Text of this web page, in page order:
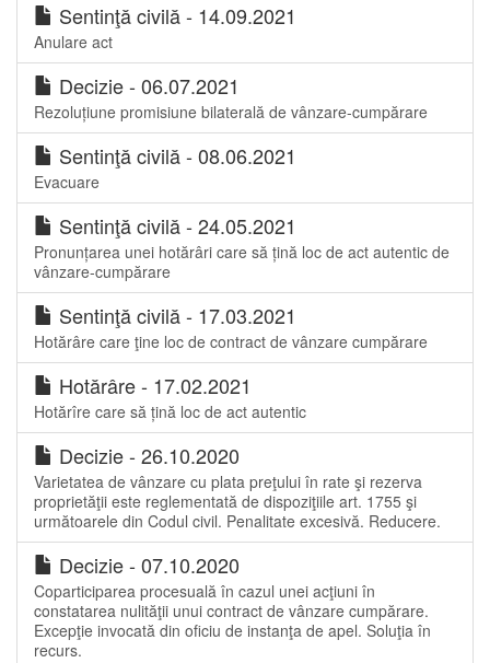
Sentinţă civilă - 14.09.2021
Anulare act
Decizie - 06.07.2021
Rezoluțiune promisiune bilaterală de vânzare-cumpărare
Sentinţă civilă - 08.06.2021
Evacuare
Sentinţă civilă - 24.05.2021
Pronunțarea unei hotărâri care să țină loc de act autentic de
vânzare-cumpărare
Sentinţă civilă - 17.03.2021
Hotărâre care ţine loc de contract de vânzare cumpărare
Hotărâre - 17.02.2021
Hotărîre care să țină loc de act autentic
Decizie - 26.10.2020
Varietatea de vânzare cu plata preţului în rate şi rezerva
proprietăţii este reglementată de dispoziţiile art. 1755 şi
următoarele din Codul civil. Penalitate excesivă. Reducere.
Decizie - 07.10.2020
Coparticiparea procesuală în cazul unei acţiuni în
constatarea nulităţii unui contract de vânzare cumpărare.
Excepţie invocată din oficiu de instanţa de apel. Soluţia în
recurs.